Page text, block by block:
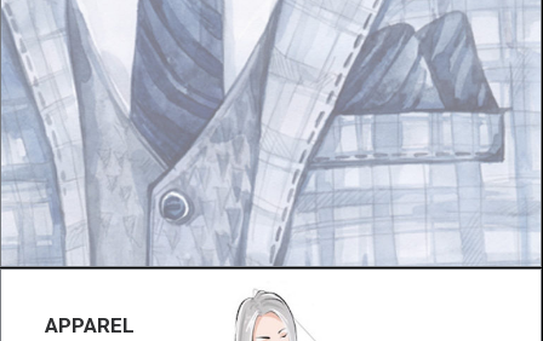
APPAREL